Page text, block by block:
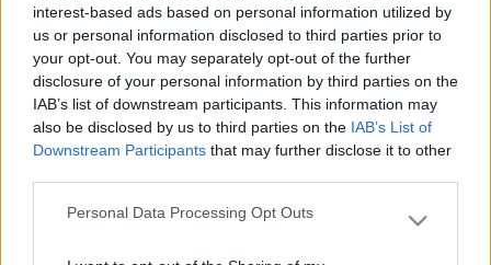
interest-based ads based on personal information utilized by
us or personal information disclosed to third parties prior to
your opt-out. You may separately opt-out of the further
disclosure of your personal information by third parties on the
IAB’s list of downstream participants. This information may
also be disclosed by us to third parties on the IAB’s List of
Downstream Participants that may further disclose it to other
Please note that this website/app uses one or more Google
Personal Data Processing Opt Outs
IMPACTO OBTIDO
Esclarecimento de dúvidas e atualização de
conceitos, essenciais para o dia a dia dos
colaboradores na empresa.